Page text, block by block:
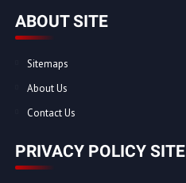
ABOUT SITE
Sitemaps
About Us
Contact Us
PRIVACY POLICY SITE